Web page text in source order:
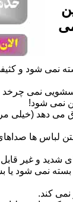
نمی شود و
نمی چرخد
نمی شود!
می دهد (خیلی
لباس ها
شدید و غیر
نمی شود یا
کند.